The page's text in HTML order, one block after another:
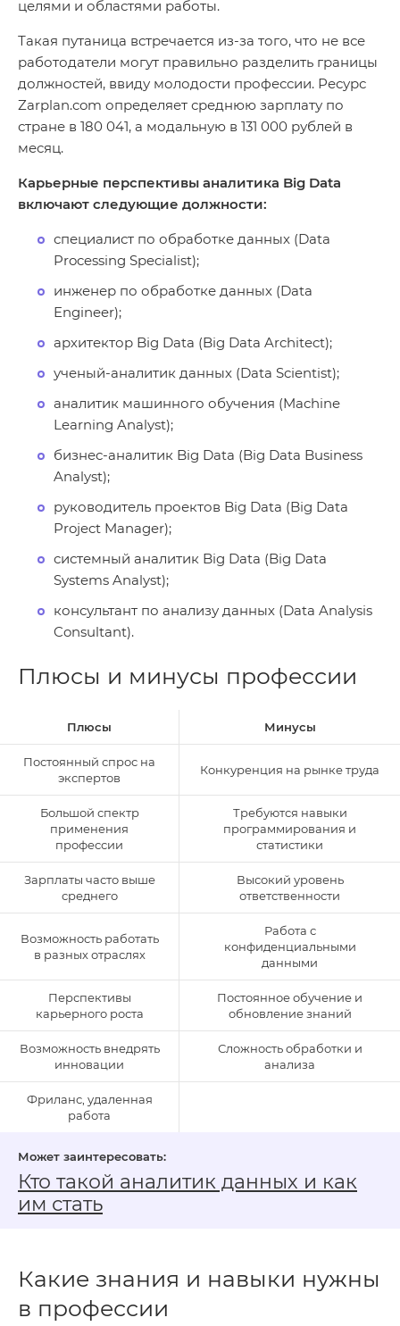
целями и областями работы.
Такая путаница встречается из-за того, что не все
работодатели могут правильно разделить границы
должностей, ввиду молодости профессии. Ресурс
Zarplan.com определяет среднюю зарплату по
стране в 180 041, а модальную в 131 000 рублей в
месяц.
Карьерные перспективы аналитика Big Data
включают следующие должности:
специалист по обработке данных (Data
Processing Specialist);
инженер по обработке данных (Data
Engineer);
архитектор Big Data (Big Data Architect);
ученый-аналитик данных (Data Scientist);
аналитик машинного обучения (Machine
Learning Analyst);
бизнес-аналитик Big Data (Big Data Business
Analyst);
руководитель проектов Big Data (Big Data
Project Manager);
системный аналитик Big Data (Big Data
Systems Analyst);
консультант по анализу данных (Data Analysis
Consultant).
Плюсы и минусы профессии
Плюсы Минусы
Постоянный спрос на
экспертов
Конкуренция на рынке труда
Большой спектр
применения
профессии
Требуются навыки
программирования и
статистики
Зарплаты часто выше
среднего
Высокий уровень
ответственности
Возможность работать
в разных отраслях
Работа с
конфиденциальными
данными
Перспективы
карьерного роста
Постоянное обучение и
обновление знаний
Возможность внедрять
инновации
Сложность обработки и
анализа
Фриланс, удаленная
работа
Кто такой аналитик данных и как
им стать
Какие знания и навыки нужны
в профессии